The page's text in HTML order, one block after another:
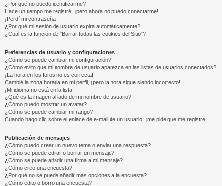
¿Por qué no puedo identificarme?
Hace un tiempo me registré, ¡pero ahora no puedo conectarme!
¡Perdí mi contraseña!
¿Por qué mi sesión de usuario expira automáticamente?
¿Cuál es la función de "Borrar todas las cookies del Sitio"?
Preferencias de usuario y configuraciones
¿Cómo se puede cambiar mi configuración?
¿Cómo evito que mi nombre de usuario aparezca en las listas de usuarios conectados?
¡La hora en los foros no es correcta!
Cambié la zona horaria en mi perfil, ¡pero la hora sigue siendo incorrecto!
¡Mi idioma no está en la lista!
¿Qué es la imagen al lado de mi nombre de usuario?
¿Cómo puedo mostrar un avatar?
¿Cómo se puede cambiar mi rango?
Cuando hago clic sobre el enlace de e-mail de un usuario, ¡me pide que me registre!
Publicación de mensajes
¿Cómo puedo crear un nuevo tema o enviar una respuesta?
¿Cómo se puede editar o borrar un mensaje?
¿Cómo se puede añadir una firma a mi mensaje?
¿Cómo creo una encuesta?
¿Por qué no se puede añadir más opciones a la encuesta?
¿Cómo edito o borro una encuesta?